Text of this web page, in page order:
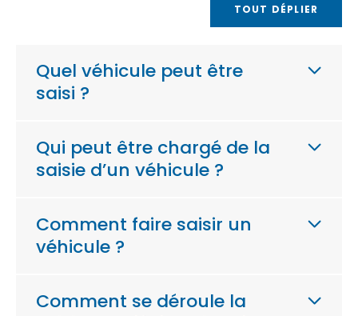
TOUT DÉPLIER
Quel véhicule peut être
saisi ?
Qui peut être chargé de la
saisie d’un véhicule ?
Comment faire saisir un
véhicule ?
Comment se déroule la